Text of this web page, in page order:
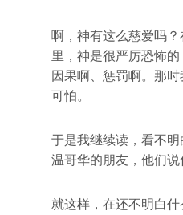
啊，神有这么慈爱吗
里，神是很严厉恐怖
因果啊、惩罚啊。那
可怕。
于是我继续读，看不
温哥华的朋友，他们说
就这样，在还不明白